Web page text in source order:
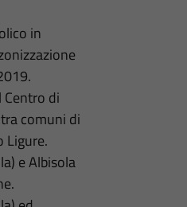
in
di
comuni di
Ligure.
e Albisola